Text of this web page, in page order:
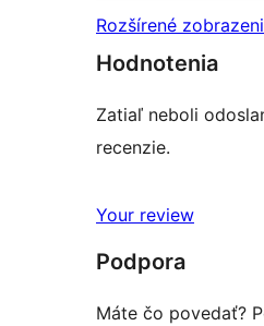
Rozšírené
Hodnotenia
Zatiaľ neboli
recenzie.
Your review
Podpora
Máte čo povedať?